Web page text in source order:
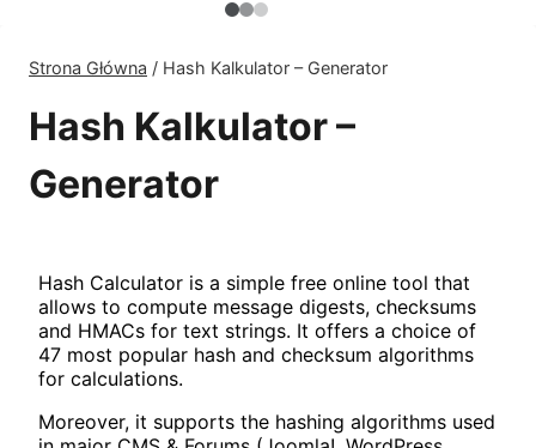
Strona Główna / Hash Kalkulator – Generator
Hash Kalkulator –
Generator